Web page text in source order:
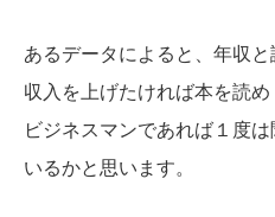
あるデータによると、年収と
収入を上げたければ本を読め
ビジネスマンであれば１度
いるかと思います。